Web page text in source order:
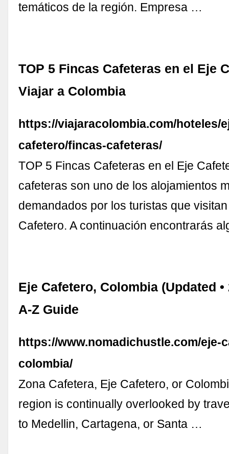
temáticos de la región. Empresa …
TOP 5 Fincas Cafeteras en el Eje
Viajar a Colombia
https://viajaracolombia.com/hoteles/
cafetero/fincas-cafeteras/
TOP 5 Fincas Cafeteras en el Eje
cafeteras son uno de los alojamientos
demandados por los turistas que
Cafetero. A continuación encontrarás
Eje Cafetero, Colombia (Updated •
A-Z Guide
https://www.nomadichustle.com/eje-
colombia/
Zona Cafetera, Eje Cafetero, or
region is continually overlooked by
to Medellin, Cartagena, or Santa …